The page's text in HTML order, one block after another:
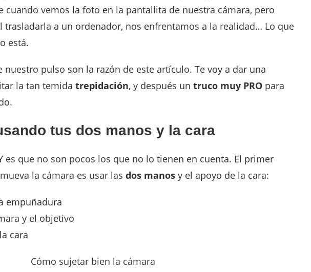
cuando vemos la foto en la pantallita de nuestra cámara, pero
trasladarla a un ordenador, nos enfrentamos a la realidad… Lo que
está.
nuestro pulso son la razón de este artículo. Te voy a dar una
la tan temida trepidación, y después un truco muy PRO para
tus dos manos y la cara
es que no son pocos los que no lo tienen en cuenta. El primer
la cámara es usar las dos manos y el apoyo de la cara:
empuñadura
y el objetivo
cara